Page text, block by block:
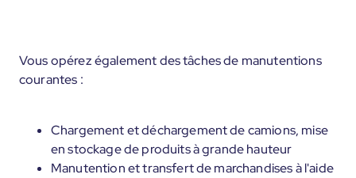
Vous opérez également des tâches de manutentions
courantes :
Chargement et déchargement de camions, mise
en stockage de produits à grande hauteur
Manutention et transfert de marchandises à l'aide